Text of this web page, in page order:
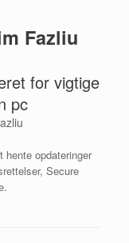
Fazliu
for vigtige
pc
hente opdateringer
Secure